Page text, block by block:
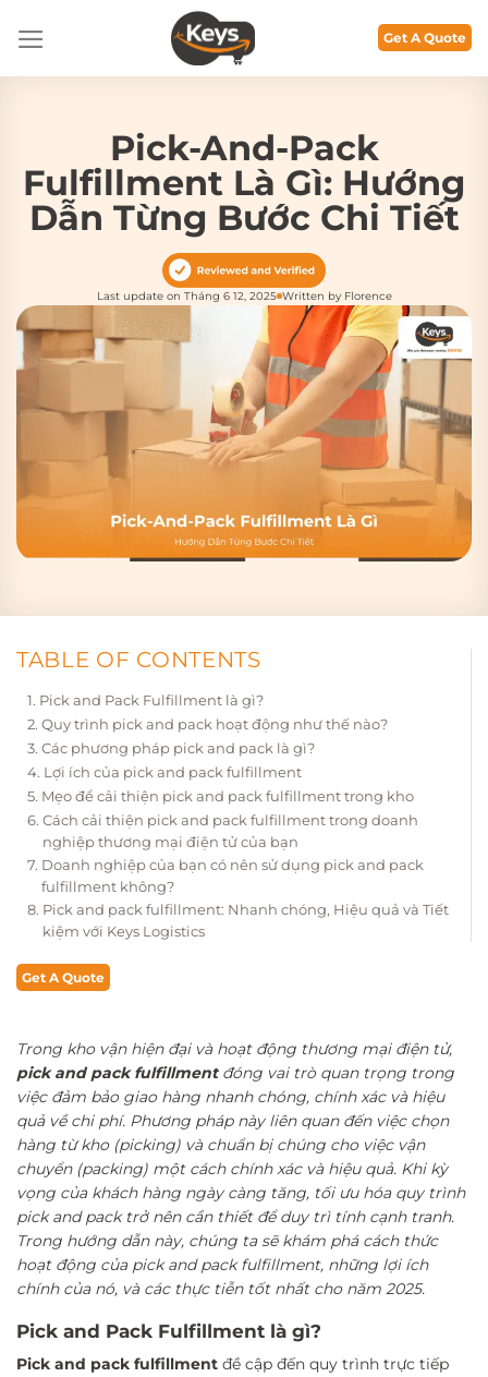
qua
dung
Get A Quote
Pick-And-Pack
Fulfillment Là Gì: Hướng
Dẫn Từng Bước Chi Tiết
Last update on Tháng 6 12, 2025 Written by Florence
TABLE OF CONTENTS
Pick and Pack Fulfillment là gì?
Quy trình pick and pack hoạt động như thế nào?
Các phương pháp pick and pack là gì?
Lợi ích của pick and pack fulfillment
Mẹo để cải thiện pick and pack fulfillment trong kho
Cách cải thiện pick and pack fulfillment trong doanh
nghiệp thương mại điện tử của bạn
Doanh nghiệp của bạn có nên sử dụng pick and pack
fulfillment không?
Pick and pack fulfillment: Nhanh chóng, Hiệu quả và Tiết
kiệm với Keys Logistics
Get A Quote
Trong kho vận hiện đại và hoạt động thương mại điện tử,
pick and pack fulfillment đóng vai trò quan trọng trong
việc đảm bảo giao hàng nhanh chóng, chính xác và hiệu
quả về chi phí. Phương pháp này liên quan đến việc chọn
hàng từ kho (picking) và chuẩn bị chúng cho việc vận
chuyển (packing) một cách chính xác và hiệu quả. Khi kỳ
vọng của khách hàng ngày càng tăng, tối ưu hóa quy trình
pick and pack trở nên cần thiết để duy trì tính cạnh tranh.
Trong hướng dẫn này, chúng ta sẽ khám phá cách thức
hoạt động của pick and pack fulfillment, những lợi ích
chính của nó, và các thực tiễn tốt nhất cho năm 2025.
Pick and Pack Fulfillment là gì?
Pick and pack fulfillment đề cập đến quy trình trực tiếp